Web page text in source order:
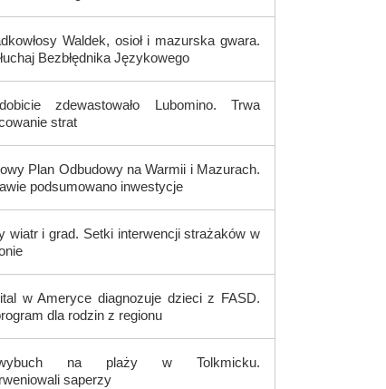
Waldek, osioł i mazurska gwara.
Bezbłędnika Językowego
zdewastowało Lubomino. Trwa
strat
Plan Odbudowy na Warmii i Mazurach.
podsumowano inwestycje
wiatr i grad. Setki interwencji strażaków w
w Ameryce diagnozuje dzieci z FASD.
dla rodzin z regionu
na plaży w Tolkmicku.
saperzy